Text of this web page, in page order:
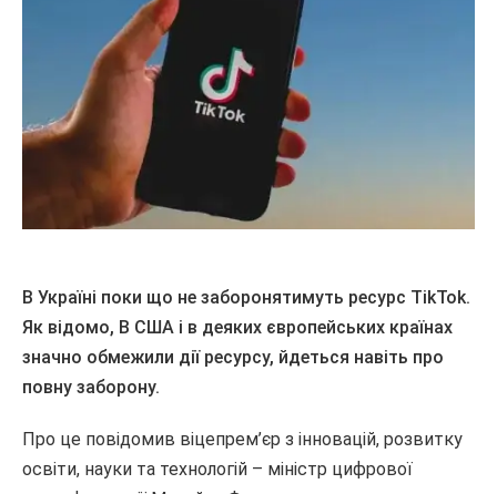
В Україні поки що не заборонятимуть ресурс TikTok.
Як відомо, В США і в деяких європейських країнах
значно обмежили дії ресурсу, йдеться навіть про
повну заборону.
Про це повідомив віцепрем’єр з інновацій, розвитку
освіти, науки та технологій – міністр цифрової